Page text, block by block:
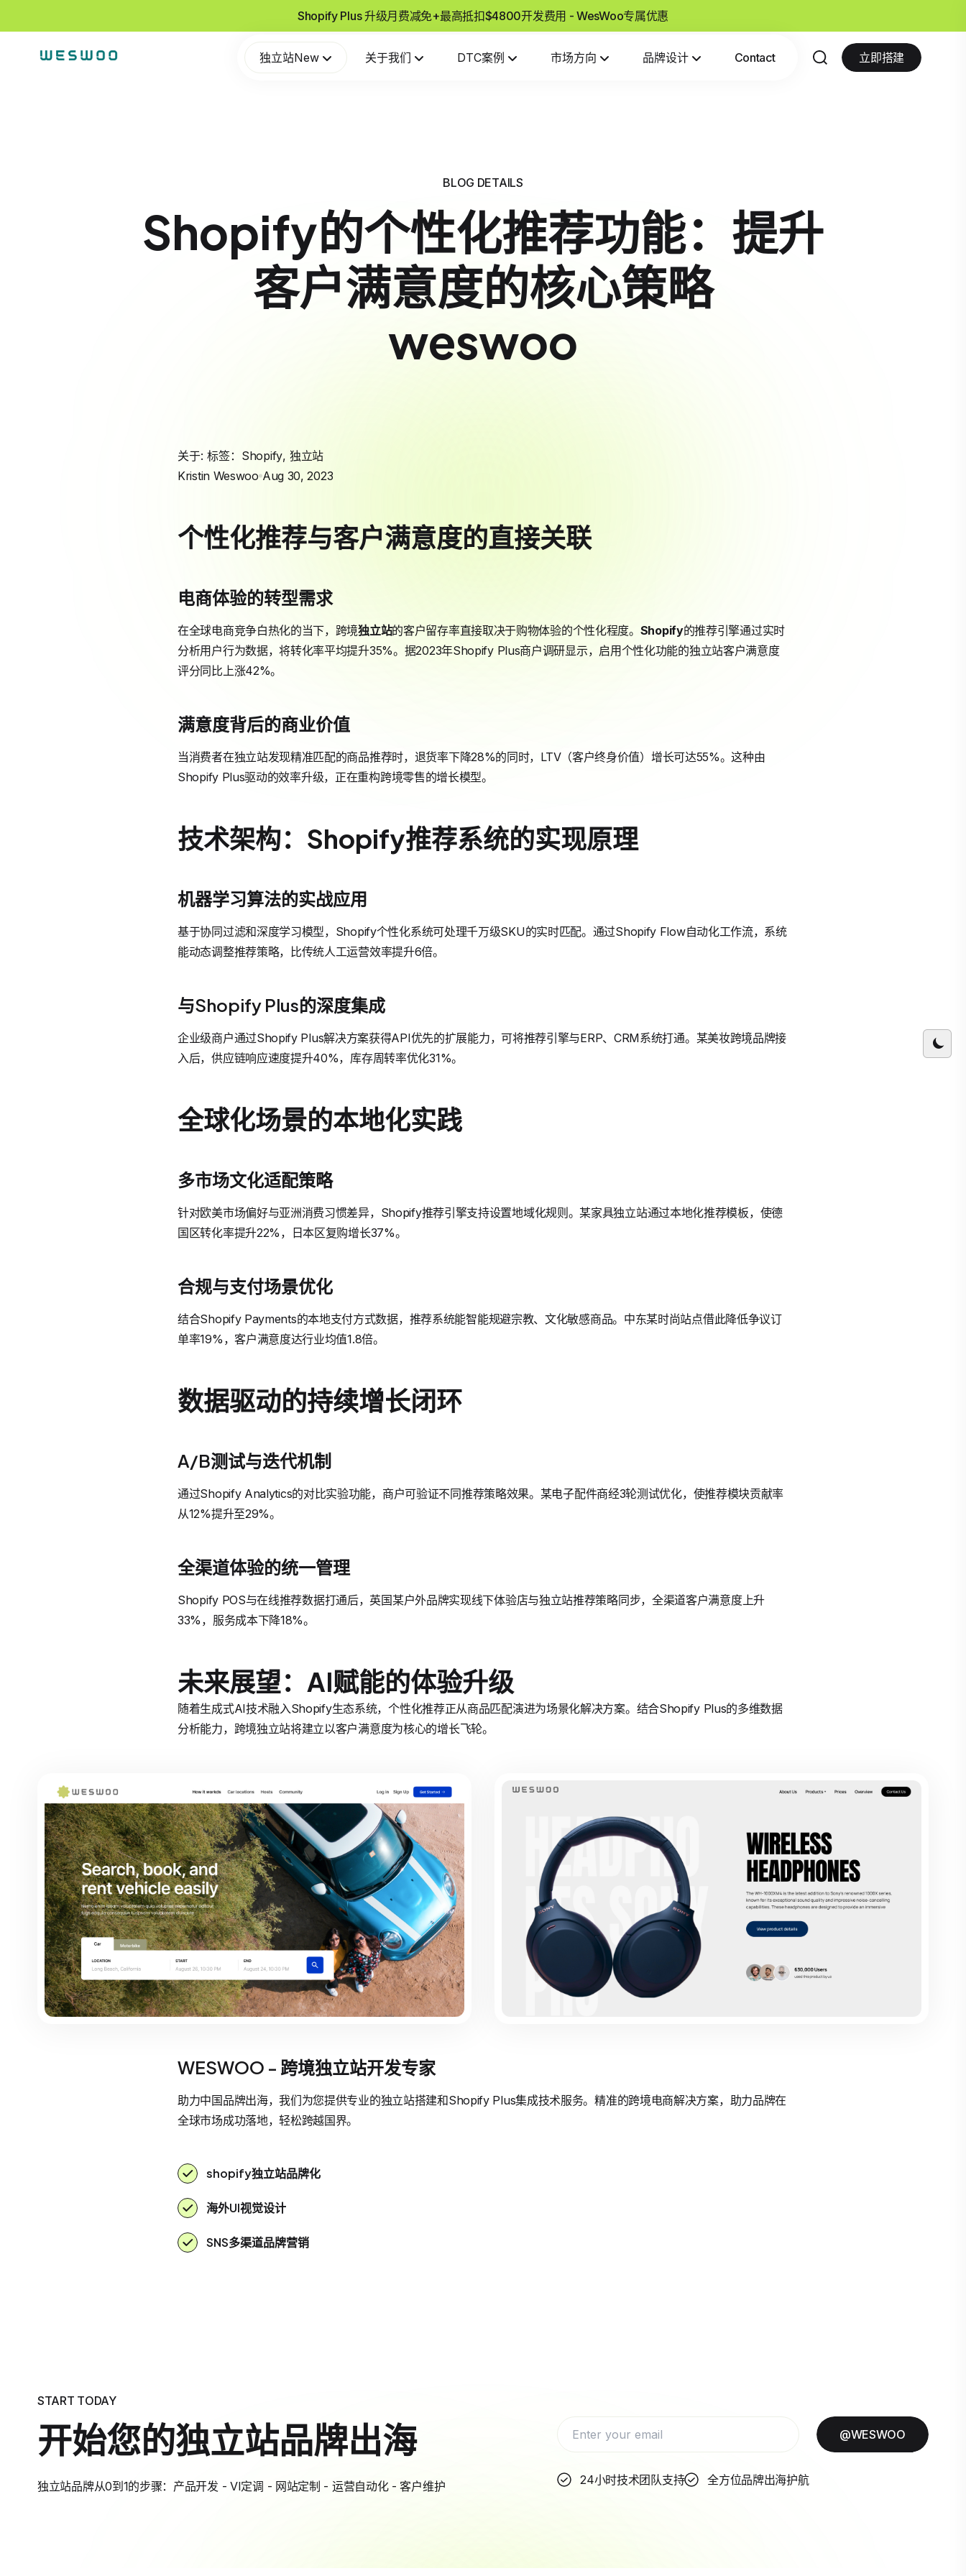
Shopify Plus 升级月费减免+最高抵扣$4800开发费用 - WesWoo专属优惠
独立站New 关于我们 DTC案例 市场方向 品牌设计 Contact 立即搭建
BLOG DETAILS
Shopify的个性化推荐功能：提升
客户满意度的核心策略
weswoo
关于: 标签： Shopify, 独立站
Kristin Weswoo Aug 30, 2023
个性化推荐与客户满意度的直接关联
电商体验的转型需求
在全球电商竞争白热化的当下，跨境独立站的客户留存率直接取决于购物体验的个性化程度。 Shopify的推荐引擎通过实时
分析用户行为数据，将转化率平均提升35%。据2023年Shopify Plus商户调研显示，启用个性化功能的独立站客户满意度
评分同比上涨42%。
满意度背后的商业价值
当消费者在独立站发现精准匹配的商品推荐时，退货率下降28%的同时，LTV（客户终身价值）增长可达55%。这种由
Shopify Plus驱动的效率升级，正在重构跨境零售的增长模型。
技术架构：Shopify推荐系统的实现原理
机器学习算法的实战应用
基于协同过滤和深度学习模型，Shopify个性化系统可处理千万级SKU的实时匹配。通过Shopify Flow自动化工作流，系统
能动态调整推荐策略，比传统人工运营效率提升6倍。
与Shopify Plus的深度集成
企业级商户通过Shopify Plus解决方案获得API优先的扩展能力，可将推荐引擎与ERP、CRM系统打通。某美妆跨境品牌接
入后，供应链响应速度提升40%，库存周转率优化31%。
全球化场景的本地化实践
多市场文化适配策略
针对欧美市场偏好与亚洲消费习惯差异，Shopify推荐引擎支持设置地域化规则。某家具独立站通过本地化推荐模板，使德
国区转化率提升22%，日本区复购增长37%。
合规与支付场景优化
结合Shopify Payments的本地支付方式数据，推荐系统能智能规避宗教、文化敏感商品。中东某时尚站点借此降低争议订
单率19%，客户满意度达行业均值1.8倍。
数据驱动的持续增长闭环
A/B测试与迭代机制
通过Shopify Analytics的对比实验功能，商户可验证不同推荐策略效果。某电子配件商经3轮测试优化，使推荐模块贡献率
从12%提升至29%。
全渠道体验的统一管理
Shopify POS与在线推荐数据打通后，英国某户外品牌实现线下体验店与独立站推荐策略同步，全渠道客户满意度上升
33%，服务成本下降18%。
未来展望：AI赋能的体验升级
随着生成式AI技术融入Shopify生态系统，个性化推荐正从商品匹配演进为场景化解决方案。结合Shopify Plus的多维数据
分析能力，跨境独立站将建立以客户满意度为核心的增长飞轮。
WESWOO - 跨境独立站开发专家
助力中国品牌出海，我们为您提供专业的独立站搭建和Shopify Plus集成技术服务。精准的跨境电商解决方案，助力品牌在
全球市场成功落地，轻松跨越国界。
shopify独立站品牌化
海外UI视觉设计
SNS多渠道品牌营销
START TODAY
开始您的独立站品牌出海
独立站品牌从0到1的步骤：产品开发 - VI定调 - 网站定制 - 运营自动化 - 客户维护
@WESWOO
24小时技术团队支持 全方位品牌出海护航